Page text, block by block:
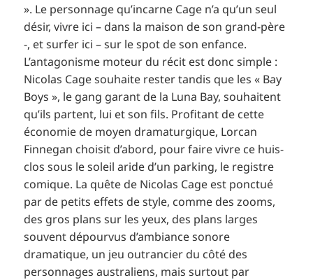
». Le personnage qu’incarne Cage n’a qu’un seul
désir, vivre ici – dans la maison de son grand-père
-, et surfer ici – sur le spot de son enfance.
L’antagonisme moteur du récit est donc simple :
Nicolas Cage souhaite rester tandis que les « Bay
Boys », le gang garant de la Luna Bay, souhaitent
qu’ils partent, lui et son fils. Profitant de cette
économie de moyen dramaturgique, Lorcan
Finnegan choisit d’abord, pour faire vivre ce huis-
clos sous le soleil aride d’un parking, le registre
comique. La quête de Nicolas Cage est ponctué
par de petits effets de style, comme des zooms,
des gros plans sur les yeux, des plans larges
souvent dépourvus d’ambiance sonore
dramatique, un jeu outrancier du côté des
personnages australiens, mais surtout par